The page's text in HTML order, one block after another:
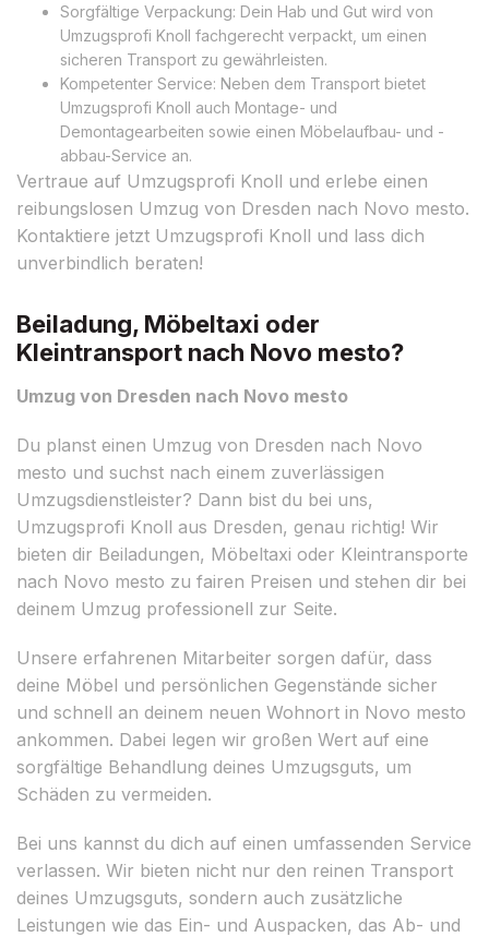
Sorgfältige Verpackung: Dein Hab und Gut wird von
Umzugsprofi Knoll fachgerecht verpackt, um einen
sicheren Transport zu gewährleisten.
Kompetenter Service: Neben dem Transport bietet
Umzugsprofi Knoll auch Montage- und
Demontagearbeiten sowie einen Möbelaufbau- und -
abbau-Service an.
Vertraue auf Umzugsprofi Knoll und erlebe einen
reibungslosen Umzug von Dresden nach Novo mesto.
Kontaktiere jetzt Umzugsprofi Knoll und lass dich
unverbindlich beraten!
Beiladung, Möbeltaxi oder
Kleintransport nach Novo mesto?
Umzug von Dresden nach Novo mesto
Du planst einen Umzug von Dresden nach Novo
mesto und suchst nach einem zuverlässigen
Umzugsdienstleister? Dann bist du bei uns,
Umzugsprofi Knoll aus Dresden, genau richtig! Wir
bieten dir Beiladungen, Möbeltaxi oder Kleintransporte
nach Novo mesto zu fairen Preisen und stehen dir bei
deinem Umzug professionell zur Seite.
Unsere erfahrenen Mitarbeiter sorgen dafür, dass
deine Möbel und persönlichen Gegenstände sicher
und schnell an deinem neuen Wohnort in Novo mesto
ankommen. Dabei legen wir großen Wert auf eine
sorgfältige Behandlung deines Umzugsguts, um
Schäden zu vermeiden.
Bei uns kannst du dich auf einen umfassenden Service
verlassen. Wir bieten nicht nur den reinen Transport
deines Umzugsguts, sondern auch zusätzliche
Leistungen wie das Ein- und Auspacken, das Ab- und